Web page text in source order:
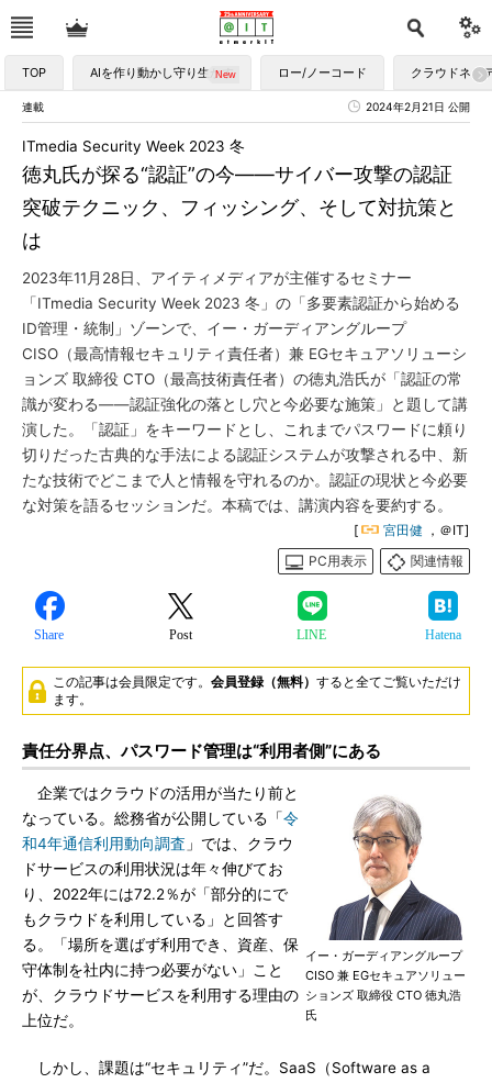
TOP AIを作り動かし守り生かす ロー/ノーコード クラウドネイ
連載 2024年2月21日 公開
徳丸氏が探る“認証”の今――サイバー攻撃の認証
突破テクニック、フィッシング、そして対抗策と
は
ITmedia Security Week 2023 冬
2023年11月28日、アイティメディアが主催するセミナー
「ITmedia Security Week 2023 冬」の「多要素認証から始める
ID管理・統制」ゾーンで、イー・ガーディアングループ
CISO（最高情報セキュリティ責任者）兼 EGセキュアソリューシ
ョンズ 取締役 CTO（最高技術責任者）の徳丸浩氏が「認証の常
識が変わる――認証強化の落とし穴と今必要な施策」と題して講
演した。「認証」をキーワードとし、これまでパスワードに頼り
切りだった古典的な手法による認証システムが攻撃される中、新
たな技術でどこまで人と情報を守れるのか。認証の現状と今必要
な対策を語るセッションだ。本稿では、講演内容を要約する。
[ 宮田健 ，＠IT]
PC用表示
関連情報
Share Post LINE Hatena
この記事は会員限定です。 会員登録（無料） すると全てご覧いただけ
ます。
責任分界点、パスワード管理は“利用者側”にある
イー・ガーディアングループ
CISO 兼 EGセキュアソリュー
ションズ 取締役 CTO 徳丸浩
氏
企業ではクラウドの活用が当たり前と
なっている。総務省が公開している「令
和4年通信利用動向調査 」では、クラウ
ドサービスの利用状況は年々伸びてお
り、2022年には72.2％が「部分的にで
もクラウドを利用している」と回答す
る。「場所を選ばず利用でき、資産、保
守体制を社内に持つ必要がない」こと
が、クラウドサービスを利用する理由の
上位だ。
しかし、課題は“セキュリティ”だ。SaaS（Software as a